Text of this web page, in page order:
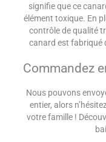
signifie que ce
élément toxique. En
contrôle de qualité
canard est fabriqué
Commandez
Nous pouvons
entier, alors
votre famille !